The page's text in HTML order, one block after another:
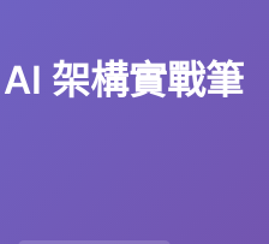
架構實戰筆